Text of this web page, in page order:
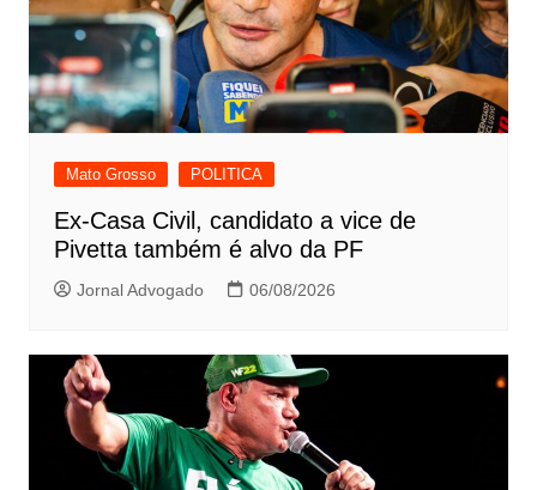
Mato Grosso POLITICA
Ex-Casa Civil, candidato a vice de
Pivetta também é alvo da PF
Jornal Advogado 06/08/2026